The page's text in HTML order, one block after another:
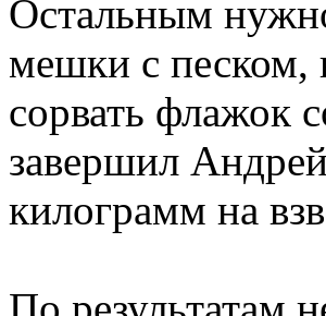
Остальным
мешки с песком,
сорвать флажок
завершил
килограмм на